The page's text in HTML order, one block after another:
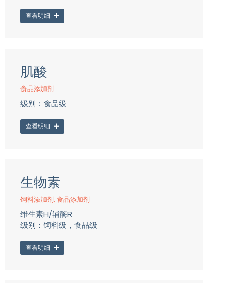
查看明细
肌酸
食品添加剂
级别：食品级
查看明细
生物素
饲料添加剂, 食品添加剂
维生素H/辅酶R
级别：饲料级，食品级
查看明细